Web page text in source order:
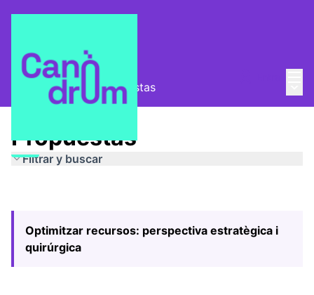
Pla Estratègic Propuestas
Propuestas
Filtrar y buscar
Optimitzar recursos: perspectiva estratègica i
quirúrgica